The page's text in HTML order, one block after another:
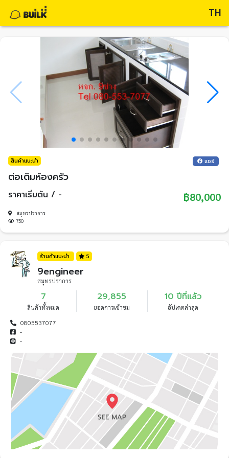
TH
สินค้าแนะนำ แชร์
ต่อเติมห้องครัว
ราคาเริ่มต้น / - ฿80,000
สมุทรปราการ
750
ร้านค้าแนะนำ 5
9engineer
สมุทรปราการ
7
สินค้าทั้งหมด
29,855
ยอดการเข้าชม
10 ปีที่แล้ว
อัปเดตล่าสุด
0805537077
-
-